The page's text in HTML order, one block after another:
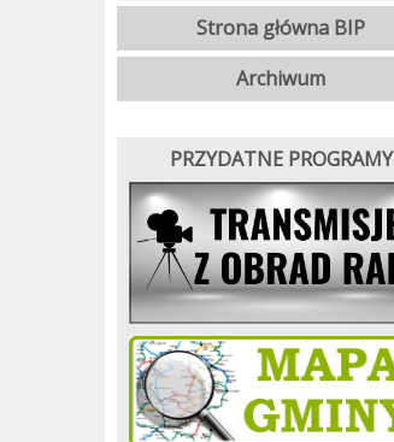
Strona główna BIP
Archiwum
PRZYDATNE PROGRAMY